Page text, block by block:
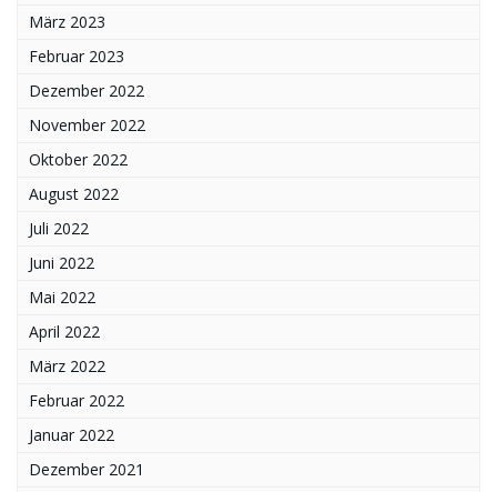
März 2023
Februar 2023
Dezember 2022
November 2022
Oktober 2022
August 2022
Juli 2022
Juni 2022
Mai 2022
April 2022
März 2022
Februar 2022
Januar 2022
Dezember 2021